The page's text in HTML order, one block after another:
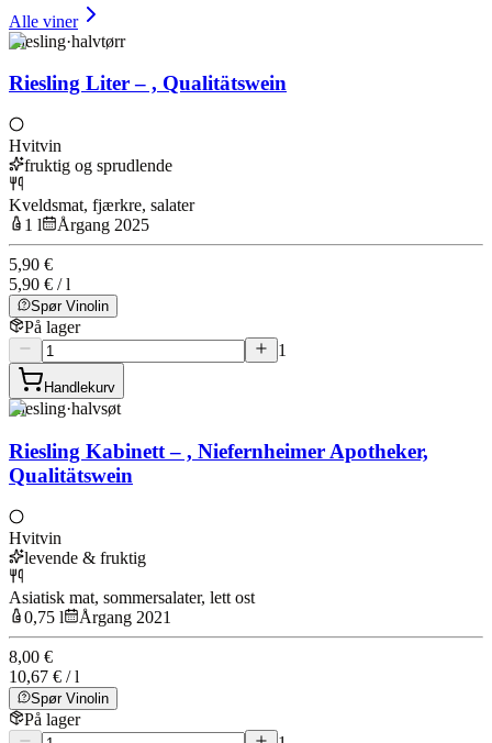
Alle viner
Riesling·halvtørr
Riesling Liter – , Qualitätswein
Hvitvin
fruktig og sprudlende
Kveldsmat, fjærkre, salater
1 l
Årgang 2025
5,90 €
5,90 € / l
Spør Vinolin
På lager
1
Handlekurv
Riesling·halvsøt
Riesling Kabinett – , Niefernheimer Apotheker,
Qualitätswein
Hvitvin
levende & fruktig
Asiatisk mat, sommersalater, lett ost
0,75 l
Årgang 2021
8,00 €
10,67 € / l
Spør Vinolin
På lager